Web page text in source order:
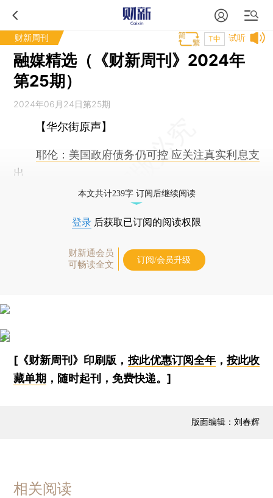
财新周刊 试听
T中
融媒精选（《财新周刊》2024年
第25期）
2024年06月24日第25期
【华尔街原声】
耶伦：美国政府债务仍可控 应关注真实利息支
出
本文共计239字 订阅后继续阅读
登录 后获取已订阅的阅读权限
财新通会员
可畅读全文
订阅/会员升级
[《财新周刊》印刷版， 按此优惠订阅全年， 按此收
藏单期 ，随时起刊，免费快递。]
版面编辑：刘春辉
相关阅读